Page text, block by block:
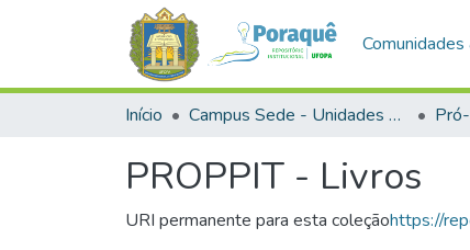
Início Campus Sede - Unidades Administrativas
PROPPIT - Livros
URI permanente para esta coleçãohttps://